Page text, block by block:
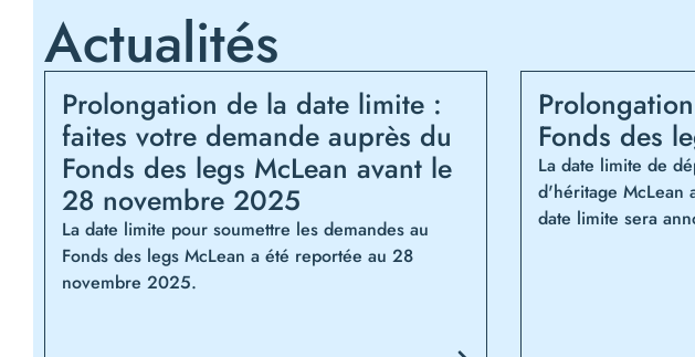
Actualités
Prolongation de la date limite :
faites votre demande auprès du
Fonds des legs McLean avant le
28 novembre 2025
La date limite pour soumettre les demandes au
Fonds des legs McLean a été reportée au 28
novembre 2025.
Fonds des
La date limite de
d'héritage McLean
date limite sera